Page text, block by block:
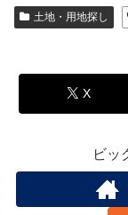
土地・用地探し
X
ビッ